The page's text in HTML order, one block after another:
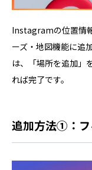
Instagramの位置情
ーズ・地図機能に追
は、「場所を追加」
れば完了です。
追加方法①：フ